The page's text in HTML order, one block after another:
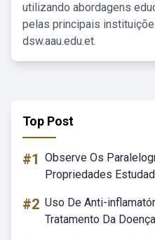
utilizando abordagens
pelas principais
dsw.aau.edu.et.
Top Post
#1 Observe Os
Propriedades
#2 Uso De Anti-
Tratamento Da